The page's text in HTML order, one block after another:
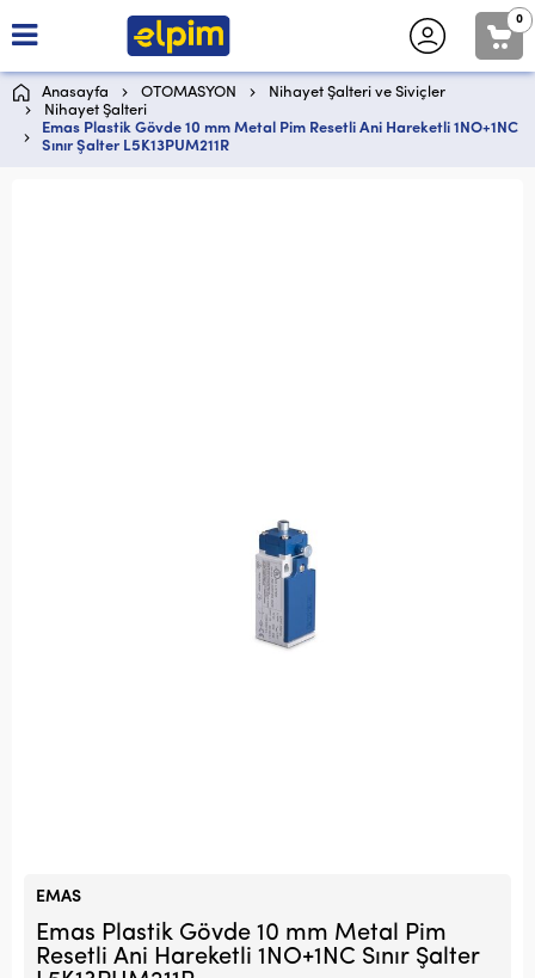
0
Anasayfa OTOMASYON
Nihayet Şalteri ve Siviçler
Nihayet Şalteri
Emas Plastik Gövde 10 mm Metal Pim Resetli Ani Hareketli 1NO+1NC
Sınır Şalter L5K13PUM211R
EMAS
Emas Plastik Gövde 10 mm Metal Pim
Resetli Ani Hareketli 1NO+1NC Sınır Şalter